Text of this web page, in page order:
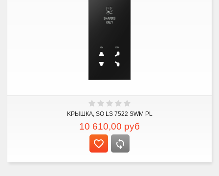
KРЫШКА, SO LS 7522 SWM PL
10 610,00 руб